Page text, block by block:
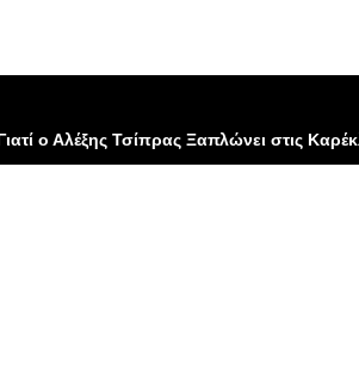
ο Αλέξης Τσίπρας Ξαπλώνει στις